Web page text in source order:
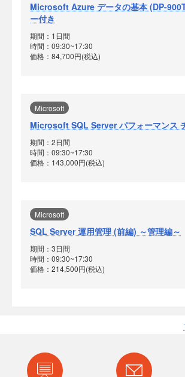
Microsoft Azure データの基本 (DP-
ー付き
期間：1日間
時間：09:30~17:30
価格：84,700円(税込)
Microsoft
Microsoft SQL Server パフォーマンス
期間：2日間
時間：09:30~17:30
価格：143,000円(税込)
Microsoft
SQL Server 運用管理 (前編) ～管理編～
期間：3日間
時間：09:30~17:30
価格：214,500円(税込)